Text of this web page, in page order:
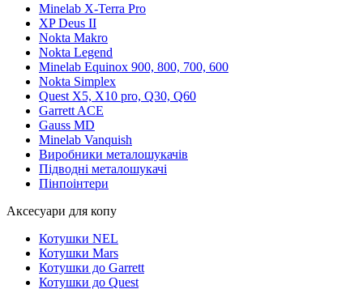
Minelab X-Terra Pro
XP Deus II
Nokta Makro
Nokta Legend
Minelab Equinox 900, 800, 700, 600
Nokta Simplex
Quest X5, X10 pro, Q30, Q60
Garrett ACE
Gauss MD
Minelab Vanquish
Виробники металошукачів
Підводні металошукачі
Пінпоінтери
Аксесуари для копу
Котушки NEL
Котушки Mars
Котушки до Garrett
Котушки до Quest